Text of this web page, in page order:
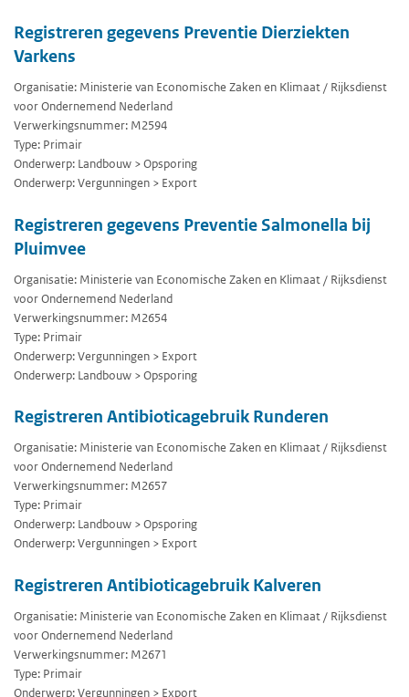
Registreren gegevens Preventie Dierziekten
Varkens
Organisatie: Ministerie van Economische Zaken en Klimaat / Rijksdienst
voor Ondernemend Nederland
Verwerkingsnummer: M2594
Type: Primair
Onderwerp: Landbouw > Opsporing
Onderwerp: Vergunningen > Export
Registreren gegevens Preventie Salmonella bij
Pluimvee
Organisatie: Ministerie van Economische Zaken en Klimaat / Rijksdienst
voor Ondernemend Nederland
Verwerkingsnummer: M2654
Type: Primair
Onderwerp: Vergunningen > Export
Onderwerp: Landbouw > Opsporing
Registreren Antibioticagebruik Runderen
Organisatie: Ministerie van Economische Zaken en Klimaat / Rijksdienst
voor Ondernemend Nederland
Verwerkingsnummer: M2657
Type: Primair
Onderwerp: Landbouw > Opsporing
Onderwerp: Vergunningen > Export
Registreren Antibioticagebruik Kalveren
Organisatie: Ministerie van Economische Zaken en Klimaat / Rijksdienst
voor Ondernemend Nederland
Verwerkingsnummer: M2671
Type: Primair
Onderwerp: Vergunningen > Export